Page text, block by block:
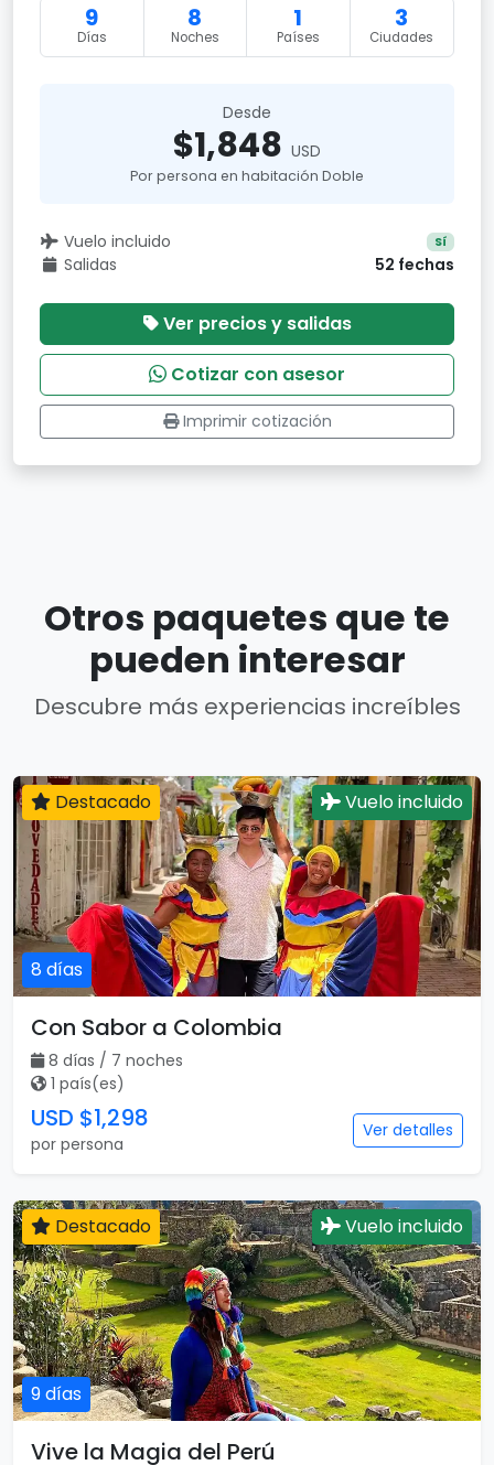
9
Días
8
Noches
1
Países
3
Ciudades
Desde
$1,848 USD
Por persona en habitación Doble
Vuelo incluido Sí
Salidas 52 fechas
Ver precios y salidas
Cotizar con asesor
Imprimir cotización
Otros paquetes que te
pueden interesar
Descubre más experiencias increíbles
8 días
Destacado Vuelo incluido
Con Sabor a Colombia
8 días / 7 noches
1 país(es)
USD $1,298
por persona
Ver detalles
9 días
Destacado Vuelo incluido
Vive la Magia del Perú